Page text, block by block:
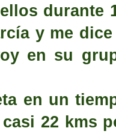
durante
y me
en su
un
22 kms